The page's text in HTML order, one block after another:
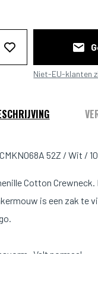
Niet-EU-klanten
52Z / Wit /
Cotton
is een zak te
Valt normaal